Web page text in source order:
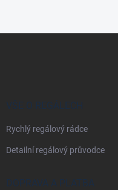
VŠE O REGÁLECH
Rychlý regálový rádce
Detailní regálový průvodce
DOPRAVA A PLATBA